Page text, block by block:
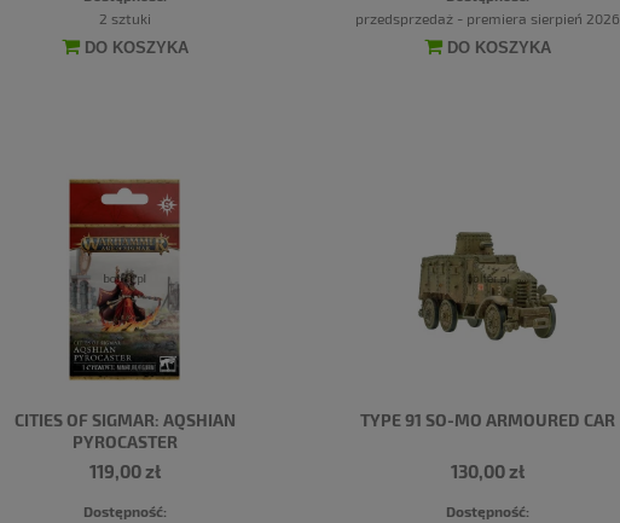
2 sztuki
DO KOSZYKA
przedsprzedaż - premiera sierpień 2026
DO KOSZYKA
CITIES OF SIGMAR: AQSHIAN
PYROCASTER
119,00 zł
Dostępność:
TYPE 91 SO-MO ARMOURED CAR
130,00 zł
Dostępność: